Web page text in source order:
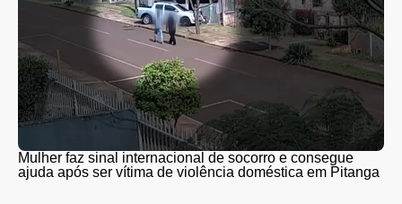
Mulher faz sinal internacional de socorro e consegue
ajuda após ser vítima de violência doméstica em Pitanga